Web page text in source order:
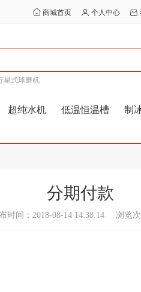
商城首页 个人中心
星式球磨机
超纯水机 低温恒温槽 制
分期付款
时间：2018-08-14 14:38:14 浏览